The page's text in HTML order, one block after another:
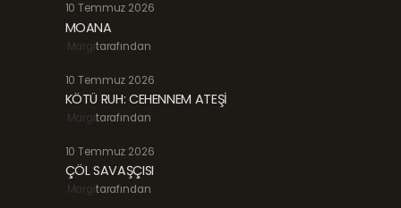
10 Temmuz 2026
MOANA
Margitarafından
10 Temmuz 2026
KÖTÜ RUH: CEHENNEM ATEŞİ
Margitarafından
10 Temmuz 2026
ÇÖL SAVAŞÇISI
Margitarafından